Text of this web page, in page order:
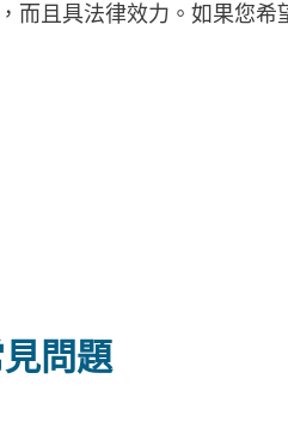
而且具法律效力。如果您
問題